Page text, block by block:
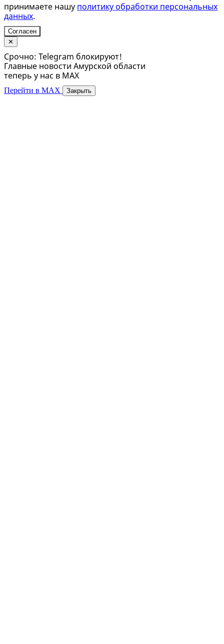
принимаете нашу политику обработки персональных
данных.
Согласен
✕
Срочно: Telegram блокируют!
Главные новости Амурской области
теперь у нас в MAX
Перейти в MAX Закрыть